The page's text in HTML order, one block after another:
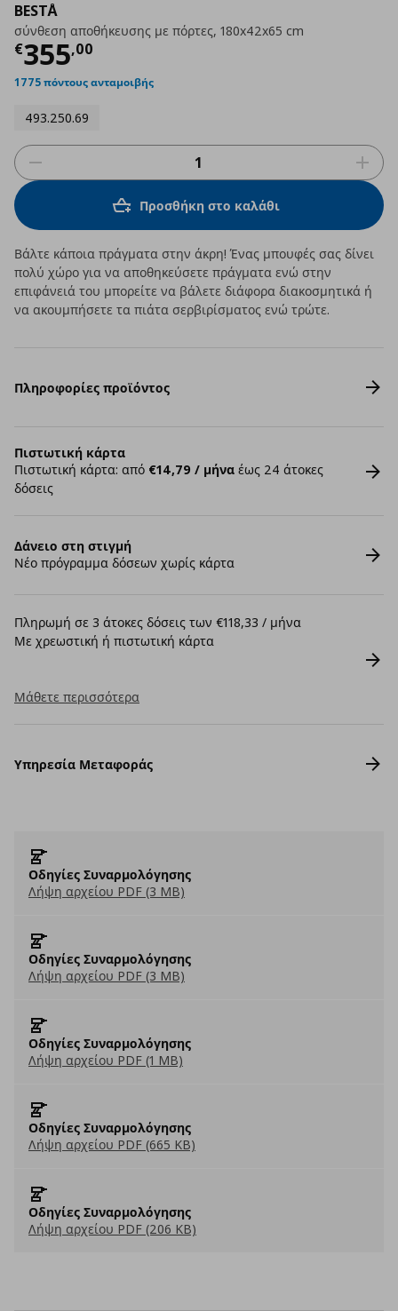
BESTÅ
σύνθεση αποθήκευσης με πόρτες, 180x42x65 cm
€355,00
Τρέχουσα τιμή
1775 πόντους ανταμοιβής
493.250.69
Προσθήκη στο καλάθι
Βάλτε κάποια πράγματα στην άκρη! Ένας μπουφές σας δίνει
πολύ χώρο για να αποθηκεύσετε πράγματα ενώ στην
επιφάνειά του μπορείτε να βάλετε διάφορα διακοσμητικά ή
να ακουμπήσετε τα πιάτα σερβιρίσματος ενώ τρώτε.
Πληροφορίες προϊόντος
Πιστωτική κάρτα
Πιστωτική κάρτα: από €14,79 / μήνα έως 24 άτοκες
δόσεις
Δάνειο στη στιγμή
Νέο πρόγραμμα δόσεων χωρίς κάρτα
Πληρωμή σε 3 άτοκες δόσεις των €118,33 / μήνα
Με χρεωστική ή πιστωτική κάρτα
Μάθετε περισσότερα
Υπηρεσία Μεταφοράς
Οδηγίες Συναρμολόγησης
Λήψη αρχείου PDF (3 MB)
Οδηγίες Συναρμολόγησης
Λήψη αρχείου PDF (3 MB)
Οδηγίες Συναρμολόγησης
Λήψη αρχείου PDF (1 MB)
Οδηγίες Συναρμολόγησης
Λήψη αρχείου PDF (665 KB)
Οδηγίες Συναρμολόγησης
Λήψη αρχείου PDF (206 KB)